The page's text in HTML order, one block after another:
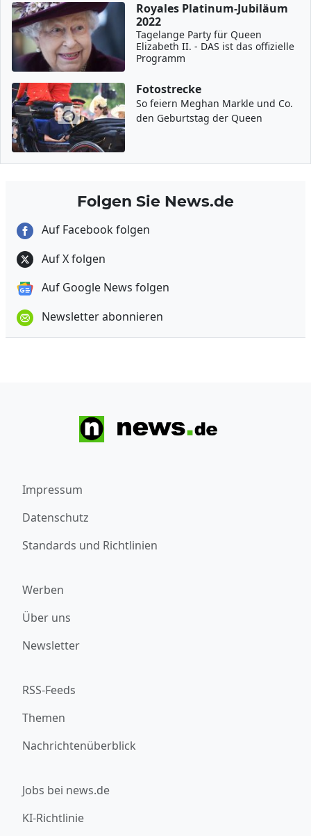
Royales Platinum-Jubiläum
2022
Tagelange Party für Queen
Elizabeth II. - DAS ist das offizielle
Programm
Fotostrecke
So feiern Meghan Markle und Co.
den Geburtstag der Queen
Folgen Sie News.de
Auf Facebook folgen
Auf X folgen
Auf Google News folgen
Newsletter abonnieren
Impressum
Datenschutz
Standards und Richtlinien
Werben
Über uns
Newsletter
RSS-Feeds
Themen
Nachrichtenüberblick
Jobs bei news.de
KI-Richtlinie